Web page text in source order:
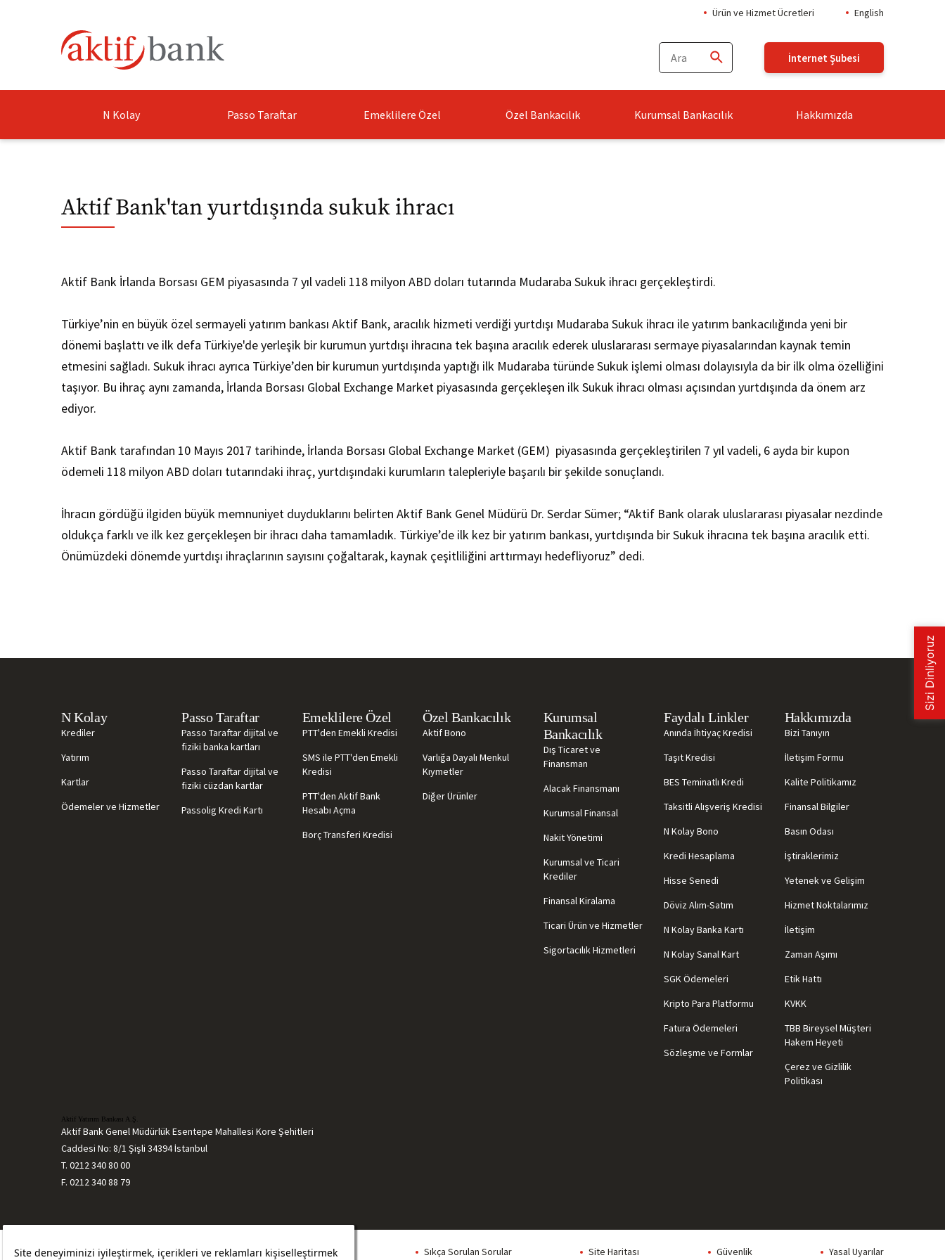
Ürün ve Hizmet Ücretleri English
İnternet Şubesi
N Kolay Passo Taraftar Emeklilere Özel Özel Bankacılık Kurumsal Bankacılık Hakkımızda
Aktif Bank'tan yurtdışında sukuk ihracı
Aktif Bank İrlanda Borsası GEM piyasasında 7 yıl vadeli 118 milyon ABD doları tutarında Mudaraba Sukuk ihracı gerçekleştirdi.
Türkiye’nin en büyük özel sermayeli yatırım bankası Aktif Bank, aracılık hizmeti verdiği yurtdışı Mudaraba Sukuk ihracı ile yatırım bankacılığında yeni bir
dönemi başlattı ve ilk defa Türkiye'de yerleşik bir kurumun yurtdışı ihracına tek başına aracılık ederek uluslararası sermaye piyasalarından kaynak temin
etmesini sağladı. Sukuk ihracı ayrıca Türkiye’den bir kurumun yurtdışında yaptığı ilk Mudaraba türünde Sukuk işlemi olması dolayısıyla da bir ilk olma özelliğini
taşıyor. Bu ihraç aynı zamanda, İrlanda Borsası Global Exchange Market piyasasında gerçekleşen ilk Sukuk ihracı olması açısından yurtdışında da önem arz
ediyor.
Aktif Bank tarafından 10 Mayıs 2017 tarihinde, İrlanda Borsası Global Exchange Market (GEM) piyasasında gerçekleştirilen 7 yıl vadeli, 6 ayda bir kupon
ödemeli 118 milyon ABD doları tutarındaki ihraç, yurtdışındaki kurumların talepleriyle başarılı bir şekilde sonuçlandı.
İhracın gördüğü ilgiden büyük memnuniyet duyduklarını belirten Aktif Bank Genel Müdürü Dr. Serdar Sümer; “Aktif Bank olarak uluslararası piyasalar nezdinde
oldukça farklı ve ilk kez gerçekleşen bir ihracı daha tamamladık. Türkiye’de ilk kez bir yatırım bankası, yurtdışında bir Sukuk ihracına tek başına aracılık etti.
Önümüzdeki dönemde yurtdışı ihraçlarının sayısını çoğaltarak, kaynak çeşitliliğini arttırmayı hedefliyoruz” dedi.
N Kolay
Krediler
Yatırım
Kartlar
Ödemeler ve Hizmetler
Passo Taraftar
Passo Taraftar dijital ve
fiziki banka kartları
Passo Taraftar dijital ve
fiziki cüzdan kartlar
Passolig Kredi Kartı
Emeklilere Özel
PTT'den Emekli Kredisi
SMS ile PTT'den Emekli
Kredisi
PTT'den Aktif Bank
Hesabı Açma
Borç Transferi Kredisi
Özel Bankacılık
Aktif Bono
Varlığa Dayalı Menkul
Kıymetler
Diğer Ürünler
Kurumsal
Bankacılık
Dış Ticaret ve
Finansman
Alacak Finansmanı
Kurumsal Finansal
Nakit Yönetimi
Kurumsal ve Ticari
Krediler
Finansal Kiralama
Ticari Ürün ve Hizmetler
Sigortacılık Hizmetleri
Faydalı Linkler
Anında İhtiyaç Kredisi
Taşıt Kredisi
BES Teminatlı Kredi
Taksitli Alışveriş Kredisi
N Kolay Bono
Kredi Hesaplama
Hisse Senedi
Döviz Alım-Satım
N Kolay Banka Kartı
N Kolay Sanal Kart
SGK Ödemeleri
Kripto Para Platformu
Fatura Ödemeleri
Sözleşme ve Formlar
Hakkımızda
Bizi Tanıyın
İletişim Formu
Kalite Politikamız
Finansal Bilgiler
Basın Odası
İştiraklerimiz
Yetenek ve Gelişim
Hizmet Noktalarımız
İletişim
Zaman Aşımı
Etik Hattı
KVKK
TBB Bireysel Müşteri
Hakem Heyeti
Çerez ve Gizlilik
Politikası
Aktif Yatırım Bankası A.Ş.
Aktif Bank Genel Müdürlük Esentepe Mahallesi Kore Şehitleri
Caddesi No: 8/1 Şişli 34394 İstanbul
T. 0212 340 80 00
F. 0212 340 88 79
Bilgi Toplumu Hizmetleri Sözleşmeler ve Formlar Sıkça Sorulan Sorular Site Haritası Güvenlik Yasal Uyarılar